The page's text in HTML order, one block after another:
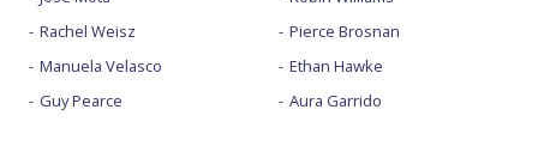
Rachel Weisz
Manuela Velasco
Guy Pearce
Pierce Brosnan
Ethan Hawke
Aura Garrido